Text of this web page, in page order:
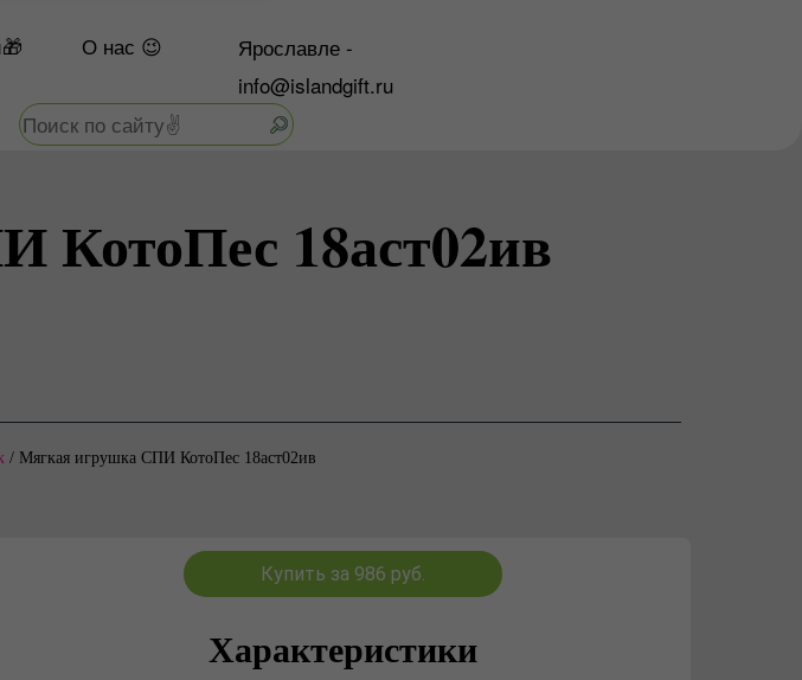
О нас 😉
Ярославле -
info@islandgift.ru
18аст02ив
/ Мягкая игрушка СПИ КотоПес 18аст02ив
Купить за 986 руб.
Характеристики